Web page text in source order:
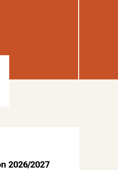
2026/2027